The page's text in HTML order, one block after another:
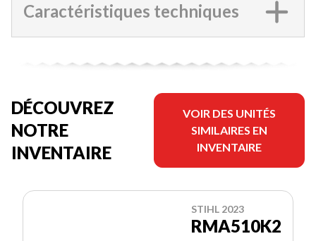
Caractéristiques techniques
DÉCOUVREZ
NOTRE
INVENTAIRE
VOIR DES UNITÉS
SIMILAIRES EN
INVENTAIRE
STIHL 2023
RMA510K2